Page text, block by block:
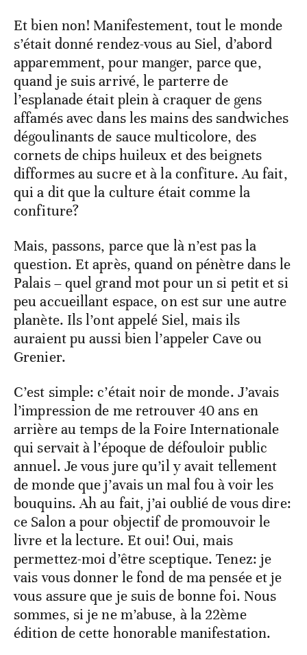
Et bien non! Manifestement, tout le monde
s’était donné rendez-vous au Siel, d’abord
apparemment, pour manger, parce que,
quand je suis arrivé, le parterre de
l’esplanade était plein à craquer de gens
affamés avec dans les mains des sandwiches
dégoulinants de sauce multicolore, des
cornets de chips huileux et des beignets
difformes au sucre et à la confiture. Au fait,
qui a dit que la culture était comme la
confiture?
Mais, passons, parce que là n’est pas la
question. Et après, quand on pénètre dans le
Palais – quel grand mot pour un si petit et si
peu accueillant espace, on est sur une autre
planète. Ils l’ont appelé Siel, mais ils
auraient pu aussi bien l’appeler Cave ou
Grenier.
C’est simple: c’était noir de monde. J’avais
l’impression de me retrouver 40 ans en
arrière au temps de la Foire Internationale
qui servait à l’époque de défouloir public
annuel. Je vous jure qu’il y avait tellement
de monde que j’avais un mal fou à voir les
bouquins. Ah au fait, j’ai oublié de vous dire:
ce Salon a pour objectif de promouvoir le
livre et la lecture. Et oui! Oui, mais
permettez-moi d’être sceptique. Tenez: je
vais vous donner le fond de ma pensée et je
vous assure que je suis de bonne foi. Nous
sommes, si je ne m’abuse, à la 22ème
édition de cette honorable manifestation.